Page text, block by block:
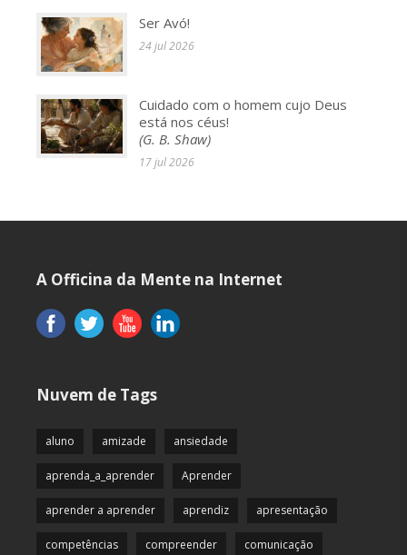
Ser Avó!
24 jul 2026
Cuidado com o homem cujo Deus
está nos céus!
(G. B. Shaw)
17 jul 2026
A Officina da Mente na Internet
Nuvem de Tags
aluno amizade ansiedade
aprenda_a_aprender Aprender
aprender a aprender aprendiz apresentação
competências compreender comunicação